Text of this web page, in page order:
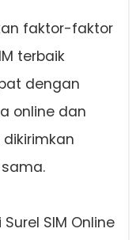
faktor-faktor
terbaik
dengan
online dan
SIM Online